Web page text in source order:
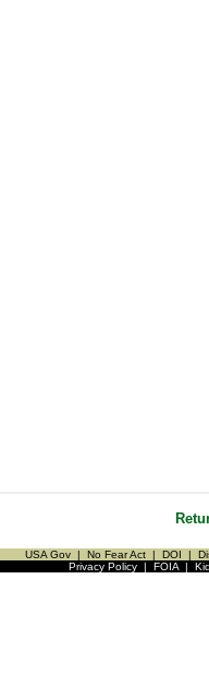
USA Gov | No Fear Act | DOI |
Privacy Policy| FOIA|